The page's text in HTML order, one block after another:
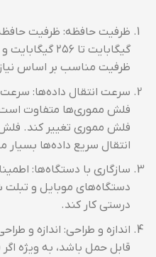
گیگابایت تا
ظرفیت مناسب بر اساس
سرعت انتقال داده‌ها:
فلش مموری‌ها متفاوت
فلش مموری تغییر کند.
انتقال سریع داده‌ها
سازگاری با دستگاه‌ها:
دستگاه‌های موبایل و تبلت
درستی کار کند.
اندازه و طراحی: اندازه و
قابل حمل باشد، به ویژه